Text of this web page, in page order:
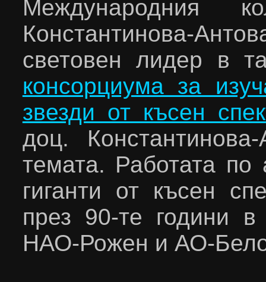
Международния
Константинова-
световен лидер в
консорциума за
звезди от късен
доц.
темата. Работата по
гиганти от късен
през 90-те години в
НАО-Рожен и АО-